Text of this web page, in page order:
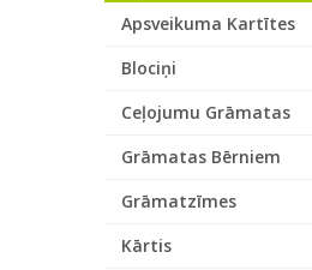
Apsveikuma Kartītes
Blociņi
Ceļojumu Grāmatas
Grāmatas Bērniem
Grāmatzīmes
Kārtis